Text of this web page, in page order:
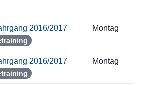
2016/2017 Montag
2016/2017 Montag